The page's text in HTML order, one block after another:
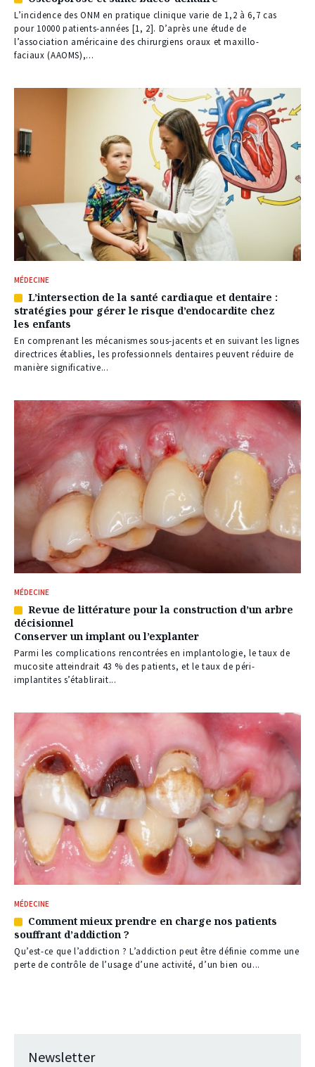
réservé
à
nos
abonnés
L’incidence des ONM en pratique clinique varie de 1,2 à 6,7 cas
pour 10000 patients-années [1, 2]. D’après une étude de
l’association américaine des chirurgiens oraux et maxillo­
faciaux (AAOMS),...
MÉDECINE
Article
réservé
à
nos
abonnés
L’intersection de la santé cardiaque et dentaire :
stratégies pour gérer le risque d’endocardite chez
les enfants
En comprenant les mécanismes sous-jacents et en suivant les lignes
directrices établies, les professionnels dentaires peuvent réduire de
manière significative...
MÉDECINE
Article
réservé
à
nos
abonnés
Revue de littérature pour la construction d’un arbre
décisionnel
Conserver un implant ou l’explanter
Parmi les complications rencontrées en implantologie, le taux de
mucosite atteindrait 43 % des patients, et le taux de péri-
implantites s’établirait...
MÉDECINE
Article
réservé
à
nos
Comment mieux prendre en charge nos patients
souffrant d’addiction ?
Qu’est-ce que l’addiction ? L’addiction peut être définie comme une
perte de contrôle de l’usage d’une activité, d’un bien ou...
Newsletter